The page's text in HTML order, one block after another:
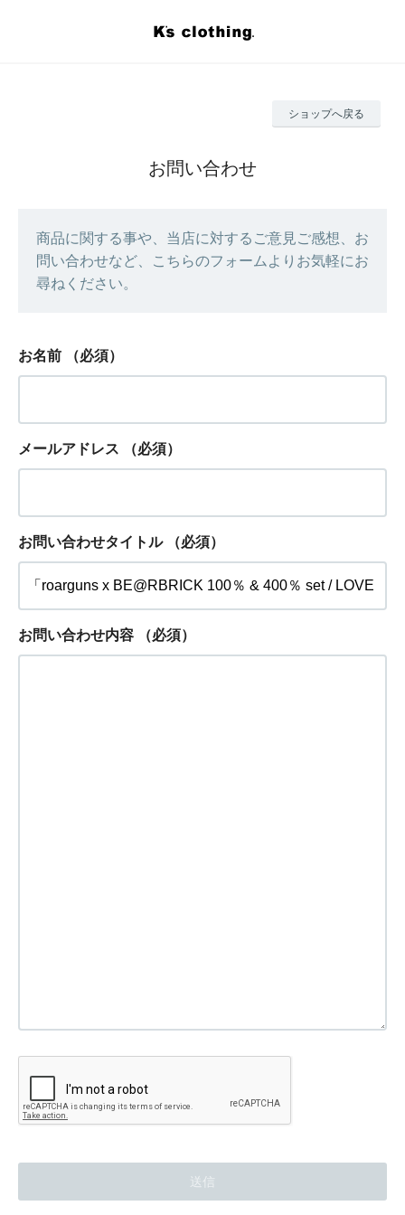
ショップへ戻る
お問い合わせ
商品に関する事や、当店に対するご意見ご感想、お
問い合わせなど、こちらのフォームよりお気軽にお
尋ねください。
お名前 （必須）
メールアドレス （必須）
お問い合わせタイトル （必須）
お問い合わせ内容 （必須）